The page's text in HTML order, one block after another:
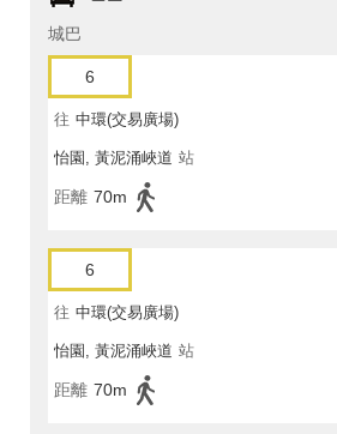
城巴
6
往 中環(交易廣場)
怡園, 黃泥涌峽道 站
距離 70m
6
往 中環(交易廣場)
怡園, 黃泥涌峽道 站
距離 70m